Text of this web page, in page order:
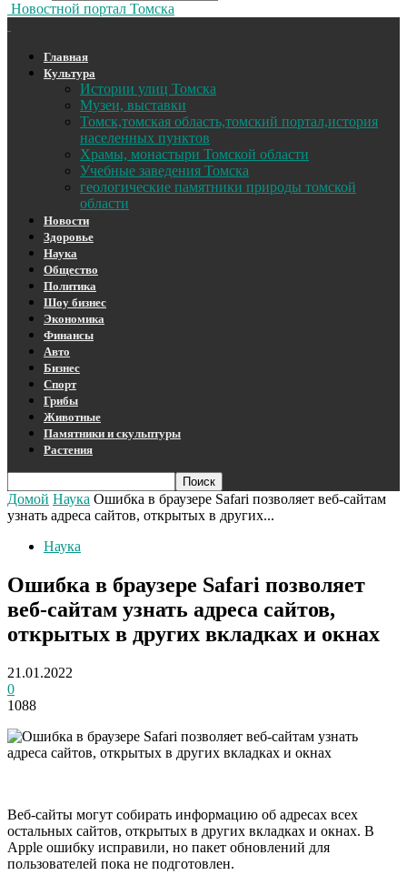
Новостной портал Томска
Главная
Культура
Истории улиц Томска
Музеи, выставки
Томск,томская область,томский портал,история
населенных пунктов
Храмы, монастыри Томской области
Учебные заведения Томска
геологические памятники природы томской
области
Новости
Здоровье
Наука
Общество
Политика
Шоу бизнес
Экономика
Финансы
Авто
Бизнес
Спорт
Грибы
Животные
Памятники и скульптуры
Растения
Домой Наука Ошибка в браузере Safari позволяет веб-сайтам
узнать адреса сайтов, открытых в других...
Наука
Ошибка в браузере Safari позволяет
веб-сайтам узнать адреса сайтов,
открытых в других вкладках и окнах
21.01.2022
0
1088
Веб-сайты могут собирать информацию об адресах всех
остальных сайтов, открытых в других вкладках и окнах. В
Apple ошибку исправили, но пакет обновлений для
пользователей пока не подготовлен.